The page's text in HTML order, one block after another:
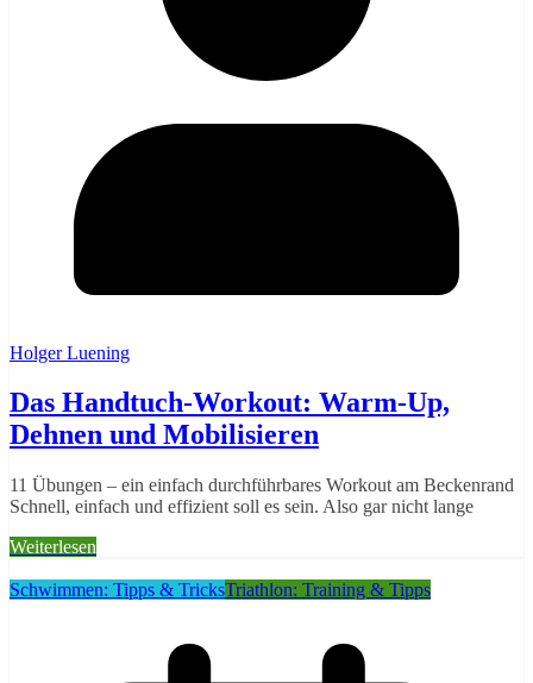
Holger Luening
Das Handtuch-Workout: Warm-Up,
Dehnen und Mobilisieren
11 Übungen – ein einfach durchführbares Workout am Beckenrand
Schnell, einfach und effizient soll es sein. Also gar nicht lange
Weiterlesen
Schwimmen: Tipps & TricksTriathlon: Training & Tipps